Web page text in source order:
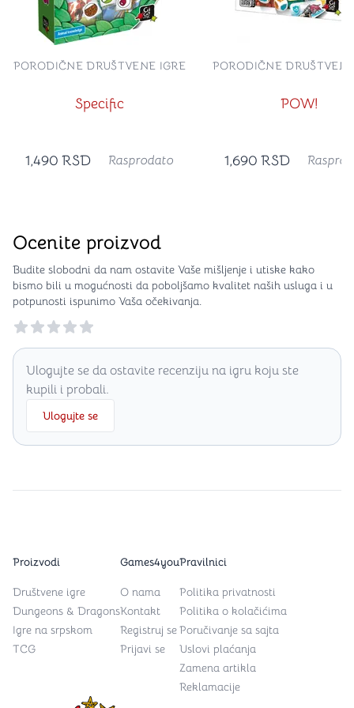
Specific
PORODIČNE DRUŠTVENE IGRE
1,490 RSD Rasprodato
POW!
PORODIČNE
1,690 RSD
Ocenite proizvod
Budite slobodni da nam ostavite Vaše mišljenje i utiske kako
bismo bili u mogućnosti da poboljšamo kvalitet naših usluga i u
potpunosti ispunimo Vaša očekivanja.
Reviews
Ulogujte se da ostavite recenziju na igru koju ste
kupili i probali.
Ulogujte se
Games4you logo
Proizvodi
Društvene igre
Dungeons & Dragons
Igre na srpskom
TCG
Games4you
O nama
Kontakt
Registruj se
Prijavi se
Pravilnici
Politika privatnosti
Politika o kolačićima
Poručivanje sa sajta
Uslovi plaćanja
Zamena artikla
Reklamacije